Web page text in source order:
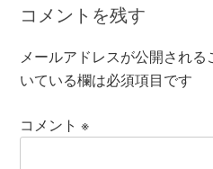
コメントを残す
メールアドレスが公開される
いている欄は必須項目です
コメント※